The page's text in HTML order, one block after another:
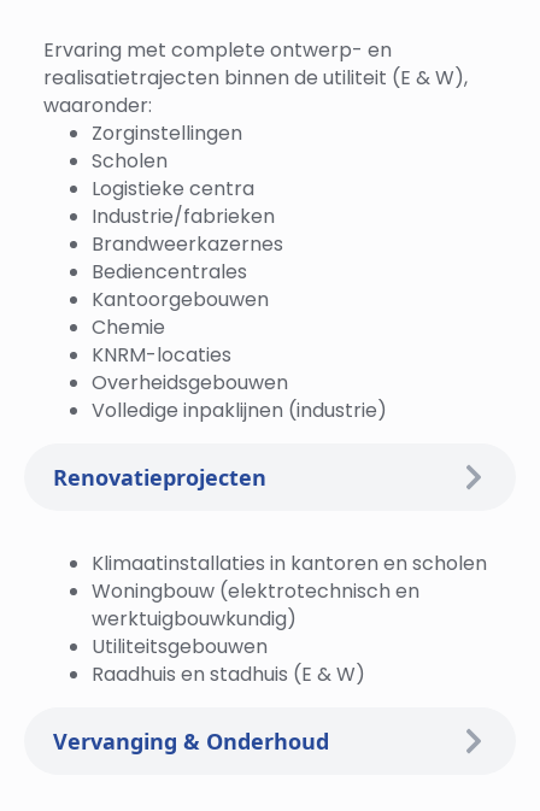
Ervaring met complete ontwerp- en
realisatietrajecten binnen de utiliteit (E & W),
waaronder:
Zorginstellingen
Scholen
Logistieke centra
Industrie/fabrieken
Brandweerkazernes
Bediencentrales
Kantoorgebouwen
Chemie
KNRM-locaties
Overheidsgebouwen
Volledige inpaklijnen (industrie)
Renovatieprojecten
Klimaatinstallaties in kantoren en scholen
Woningbouw (elektrotechnisch en
werktuigbouwkundig)
Utiliteitsgebouwen
Raadhuis en stadhuis (E & W)
Vervanging & Onderhoud